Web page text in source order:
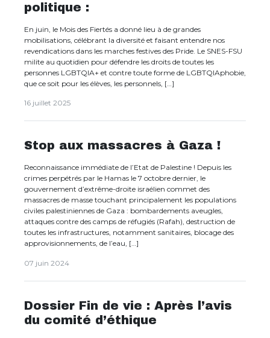
politique :
En juin, le Mois des Fiertés a donné lieu à de grandes
mobilisations, célébrant la diversité et faisant entendre nos
revendications dans les marches festives des Pride. Le SNES-FSU
milite au quotidien pour défendre les droits de toutes les
personnes LGBTQIA+ et contre toute forme de LGBTQIAphobie,
que ce soit pour les élèves, les personnels, […]
16 juillet 2025
Stop aux massacres à Gaza !
Reconnaissance immédiate de l’Etat de Palestine ! Depuis les
crimes perpétrés par le Hamas le 7 octobre dernier, le
gouvernement d’extrême-droite israélien commet des
massacres de masse touchant principalement les populations
civiles palestiniennes de Gaza : bombardements aveugles,
attaques contre des camps de réfugiés (Rafah), destruction de
toutes les infrastructures, notamment sanitaires, blocage des
approvisionnements, de l’eau, […]
07 juin 2024
Dossier Fin de vie : Après l’avis
du comité d’éthique